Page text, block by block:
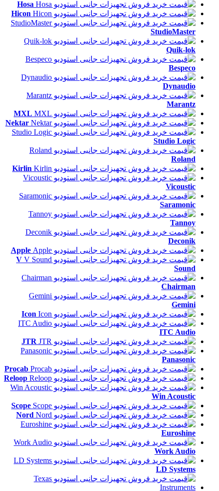
Hosa
Hicon
StudioMaster
Quik-lok
Bespeco
Dynaudio
Marantz
MXL
Nektar
Studio Logic
Roland
Kirlin
Vicoustic
Saramonic
Tannoy
Deconik
Apple
V
Sound
Chairman
Gemini
Icon
ITC Audio
JTR
Panasonic
Procab
Reloop
Win Acoustic
Scope
Nord
Euroshine
Work Audio
LD Systems